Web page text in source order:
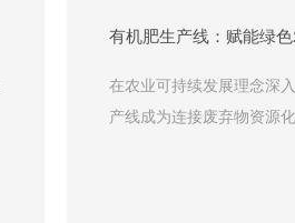
有机肥生产线：赋能绿
在农业可持续发展理念深
产线成为连接废弃物资源